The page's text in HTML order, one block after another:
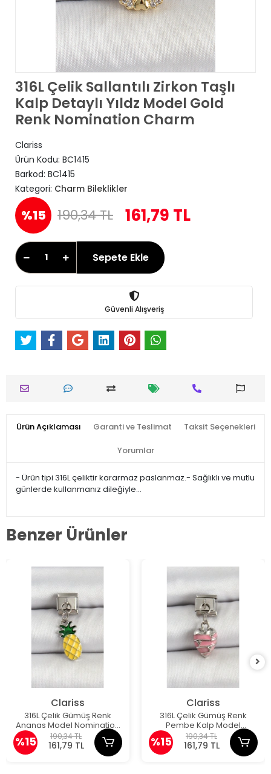
316L Çelik Sallantılı Zirkon Taşlı
Kalp Detaylı Yıldz Model Gold
Renk Nomination Charm
Clariss
Ürün Kodu: BC1415
Barkod: BC1415
Kategori: Charm Bileklikler
%15 190,34 TL 161,79 TL
Sepete Ekle
Güvenli Alışveriş
Ürün Açıklaması Garanti ve Teslimat Taksit Seçenekleri
Yorumlar
- Ürün tipi 316L çeliktir kararmaz paslanmaz.- Sağlıklı ve mutlu
günlerde kullanmanız dileğiyle…
Benzer Ürünler
Clariss
316L Çelik Gümüş Renk
Ananas Model Nomination
Charm
%15 190,34 TL
161,79 TL
Clariss
316L Çelik Gümüş Renk
Pembe Kalp Model
Nomination Charm
%15 190,34 TL
161,79 TL